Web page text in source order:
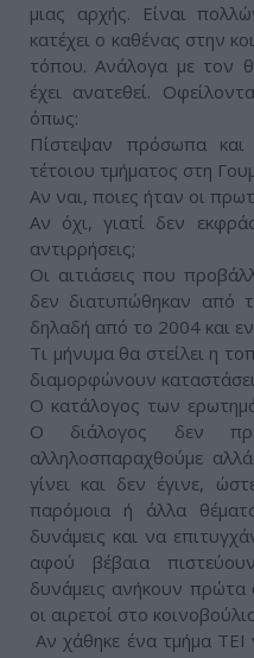
μιας αρχής. Είναι
κατέχει ο καθένας στην
τόπου. Ανάλογα με τον
έχει ανατεθεί.
όπως:
Πίστεψαν πρόσωπα και
τέτοιου τμήματος στη
Αν ναι, ποιες ήταν οι
Αν όχι, γιατί δεν
αντιρρήσεις;
Οι αιτιάσεις που
δεν διατυπώθηκαν από
δηλαδή από το 2004 και
Τι μήνυμα θα στείλει η
διαμορφώνουν
Ο κατάλογος των
Ο διάλογος δεν
αλληλοσπαραχθούμε
γίνει και δεν έγινε,
παρόμοια ή άλλα
δυνάμεις και να
αφού βέβαια
δυνάμεις ανήκουν
οι αιρετοί στο
Αν χάθηκε ένα τμήμα ΤΕΙ